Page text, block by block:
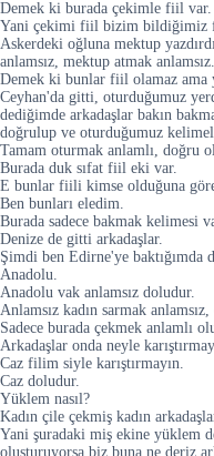
Demek ki burada çekimle fiil var.
Yani çekimi fiil bizim bildiğimiz
Askerdeki oğluna mektup
anlamsız, mektup atmak anlamsız.
Demek ki bunlar fiil olamaz ama
Ceyhan'da gitti, oturduğumuz
dediğimde arkadaşlar bakın
doğrulup ve oturduğumuz
Tamam oturmak anlamlı, doğru
Burada duk sıfat fiil eki var.
E bunlar fiili kimse olduğuna
Ben bunları eledim.
Burada sadece bakmak kelimesi
Denize de gitti arkadaşlar.
Şimdi ben Edirne'ye
Anadolu.
Anadolu vak anlamsız doludur.
Anlamsız kadın sarmak
Sadece burada çekmek anlamlı
Arkadaşlar onda neyle
Caz filim siyle karıştırmayın.
Caz doludur.
Yüklem nasıl?
Kadın çile çekmiş kadın
Yani şuradaki miş ekine yüklem
oluşturuyorsa biz buna ne deriz